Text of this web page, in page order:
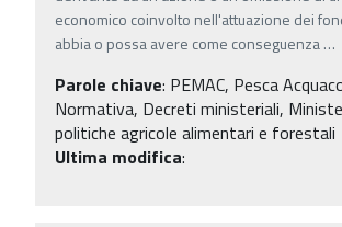
economico coinvolto nell'attuazione dei
abbia o possa avere come conseguenza…
Parole chiave: PEMAC, Pesca
Normativa, Decreti ministeriali,
politiche agricole alimentari e forestali
Ultima modifica: